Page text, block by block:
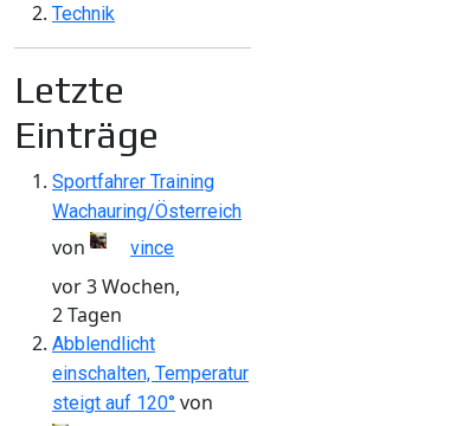
Technik
Letzte
Einträge
Sportfahrer Training
Wachauring/Österreich
von vince
vor 3 Wochen,
2 Tagen
Abblendlicht
einschalten, Temperatur
steigt auf 120° von